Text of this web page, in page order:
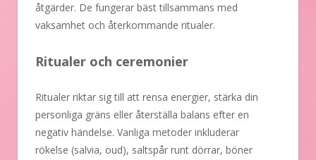
åtgärder. De fungerar bäst tillsammans med
vaksamhet och återkommande ritualer.
Ritualer och ceremonier
Ritualer riktar sig till att rensa energier, stärka din
personliga gräns eller återställa balans efter en
negativ händelse. Vanliga metoder inkluderar
rökelse (salvia, oud), saltspår runt dörrar, böner